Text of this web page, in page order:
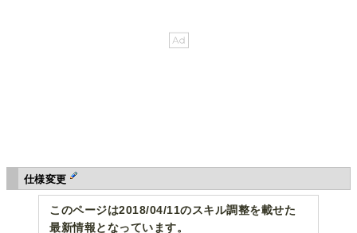
仕様変更
このページは2018/04/11のスキル調整を載せた
最新情報となっています。